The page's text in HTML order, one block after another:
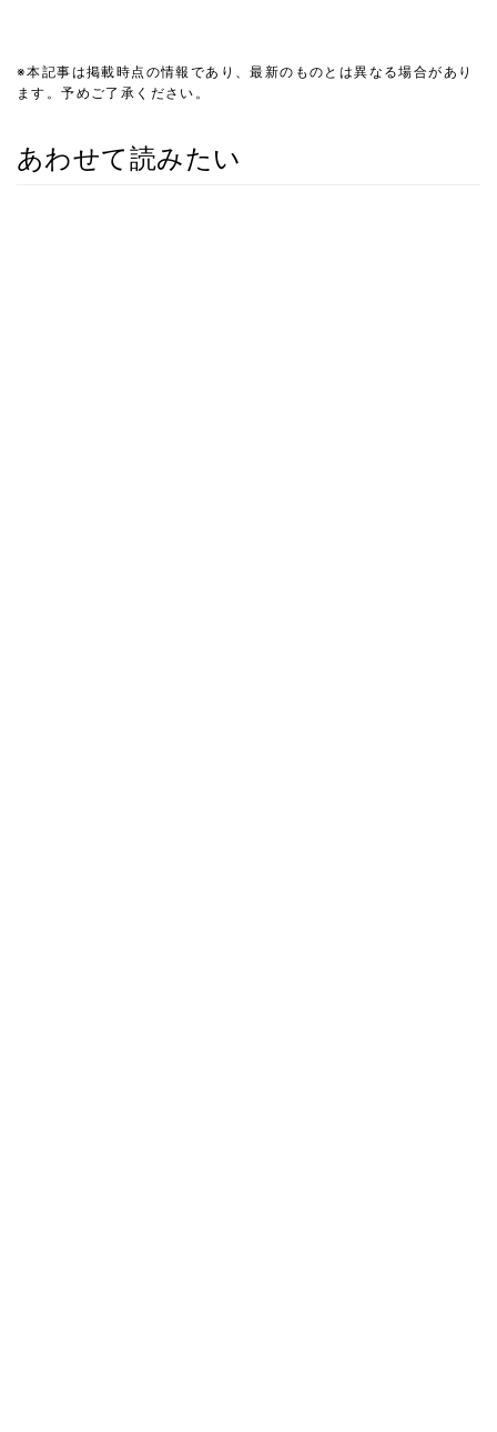
※本記事は掲載時点の情報であり、最新のものとは異なる場合があり
ます。予めご了承ください。
あわせて読みたい